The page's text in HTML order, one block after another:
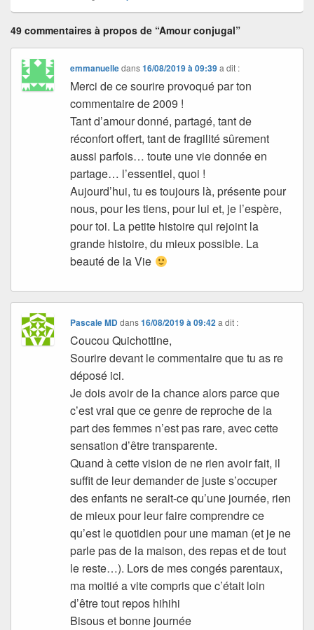
49 commentaires à propos de “Amour conjugal”
emmanuelledans16/08/2019 à 09:39 a dit :
Merci de ce sourire provoqué par ton
commentaire de 2009 !
Tant d’amour donné, partagé, tant de
réconfort offert, tant de fragilité sûrement
aussi parfois… toute une vie donnée en
partage… l’essentiel, quoi !
Aujourd’hui, tu es toujours là, présente pour
nous, pour les tiens, pour lui et, je l’espère,
pour toi. La petite histoire qui rejoint la
grande histoire, du mieux possible. La
beauté de la Vie
Pascale MDdans16/08/2019 à 09:42 a dit :
Coucou Quichottine,
Sourire devant le commentaire que tu as re
déposé ici.
Je dois avoir de la chance alors parce que
c’est vrai que ce genre de reproche de la
part des femmes n’est pas rare, avec cette
sensation d’être transparente.
Quand à cette vision de ne rien avoir fait, il
suffit de leur demander de juste s’occuper
des enfants ne serait-ce qu’une journée, rien
de mieux pour leur faire comprendre ce
qu’est le quotidien pour une maman (et je ne
parle pas de la maison, des repas et de tout
le reste…). Lors de mes congés parentaux,
ma moitié a vite compris que c’était loin
d’être tout repos hihihi
Bisous et bonne journée